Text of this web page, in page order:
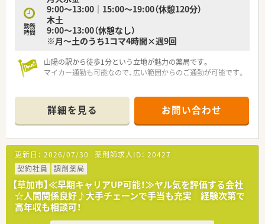
勤務
時間
9:00～13:00｜15:00～19:00（休憩120分）
木土
9:00～13:00（休憩なし）
※月～土のうち1コマ4時間×週9回
山陽の駅から徒歩1分という立地が魅力の薬局です。
マイカー通勤も可能なので、広い範囲からのご通勤が可能です。
ベテランスタッフが多いので、未経験の方も安心して就業いただ
けます。
アットホームで落ち着いた雰囲気の薬局です。
詳細を見る お問い合わせ
更新日： 2026/07/30 薬剤師求人ID： 20427
契約社員
調剤薬局
【草加市】≪早期キャリアUP可能！≫ヤル気を評価する会社
☆人間関係良好♪大手チェーンで手当も充実 経験次第で
高年収も相談可！